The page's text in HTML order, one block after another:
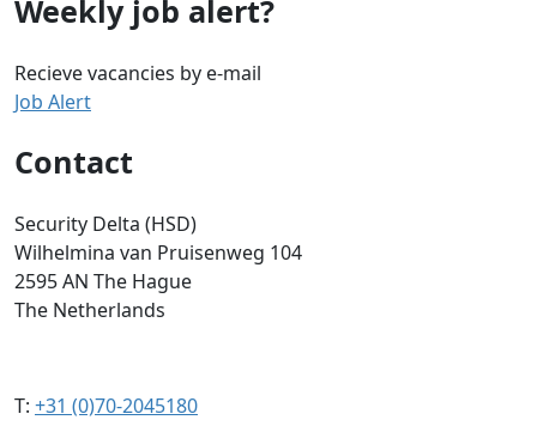
Weekly job alert?
Recieve vacancies by e-mail
Job Alert
Contact
Security Delta (HSD)
Wilhelmina van Pruisenweg 104
2595 AN The Hague
The Netherlands
T: +31 (0)70-2045180